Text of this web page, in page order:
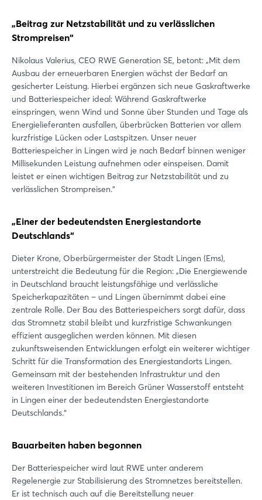
„Beitrag zur Netzstabilität und zu verlässlichen
Strompreisen“
Nikolaus Valerius, CEO RWE Generation SE, betont: „Mit dem
Ausbau der erneuerbaren Energien wächst der Bedarf an
gesicherter Leistung. Hierbei ergänzen sich neue Gaskraftwerke
und Batteriespeicher ideal: Während Gaskraftwerke
einspringen, wenn Wind und Sonne über Stunden und Tage als
Energielieferanten ausfallen, überbrücken Batterien vor allem
kurzfristige Lücken oder Lastspitzen. Unser neuer
Batteriespeicher in Lingen wird je nach Bedarf binnen weniger
Millisekunden Leistung aufnehmen oder einspeisen. Damit
leistet er einen wichtigen Beitrag zur Netzstabilität und zu
verlässlichen Strompreisen.“
„Einer der bedeutendsten Energiestandorte
Deutschlands“
Dieter Krone, Oberbürgermeister der Stadt Lingen (Ems),
unterstreicht die Bedeutung für die Region: „Die Energiewende
in Deutschland braucht leistungsfähige und verlässliche
Speicherkapazitäten – und Lingen übernimmt dabei eine
zentrale Rolle. Der Bau des Batteriespeichers sorgt dafür, dass
das Stromnetz stabil bleibt und kurzfristige Schwankungen
effizient ausgeglichen werden können. Mit diesen
zukunftsweisenden Entwicklungen erfolgt ein weiterer wichtiger
Schritt für die Transformation des Energiestandorts Lingen.
Gemeinsam mit der bestehenden Infrastruktur und den
weiteren Investitionen im Bereich Grüner Wasserstoff entsteht
in Lingen einer der bedeutendsten Energiestandorte
Deutschlands.“
Bauarbeiten haben begonnen
Der Batteriespeicher wird laut RWE unter anderem
Regelenergie zur Stabilisierung des Stromnetzes bereitstellen.
Er ist technisch auch auf die Bereitstellung neuer